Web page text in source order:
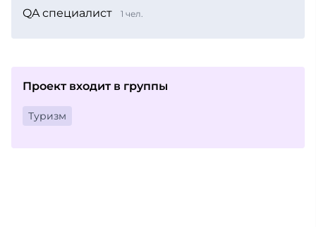
QA специалист 1 чел.
Проект входит в группы
Туризм